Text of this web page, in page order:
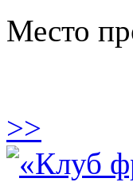
Место
>>